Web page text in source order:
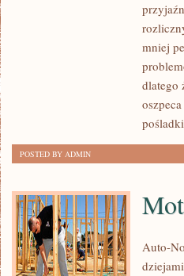
POWSZECHNEGO
SIECI
MAMY
MOŻLIWOŚCI
WYBORU
mniej
dlatego
POSTED BY ADMIN
Auto-